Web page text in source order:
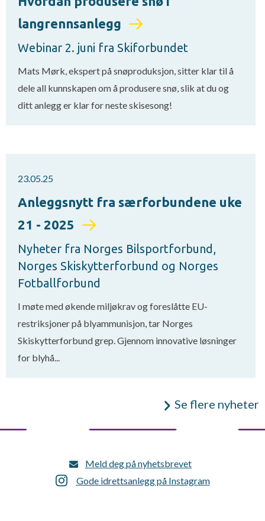
langrennsanlegg
Webinar 2. juni fra Skiforbundet
Mats Mørk, ekspert på snøproduksjon, sitter klar til å
dele all kunnskapen om å produsere snø, slik at du og
ditt anlegg er klar for neste skisesong!
23.05.25
Anleggsnytt fra særforbundene uke
21 - 2025
Nyheter fra Norges Bilsportforbund,
Norges Skiskytterforbund og Norges
Fotballforbund
I møte med økende miljøkrav og foreslåtte EU-
restriksjoner på blyammunisjon, tar Norges
Skiskytterforbund grep. Gjennom innovative løsninger
for blyhå...
Se flere nyheter
Meld deg på nyhetsbrevet
Gode idrettsanlegg på Instagram